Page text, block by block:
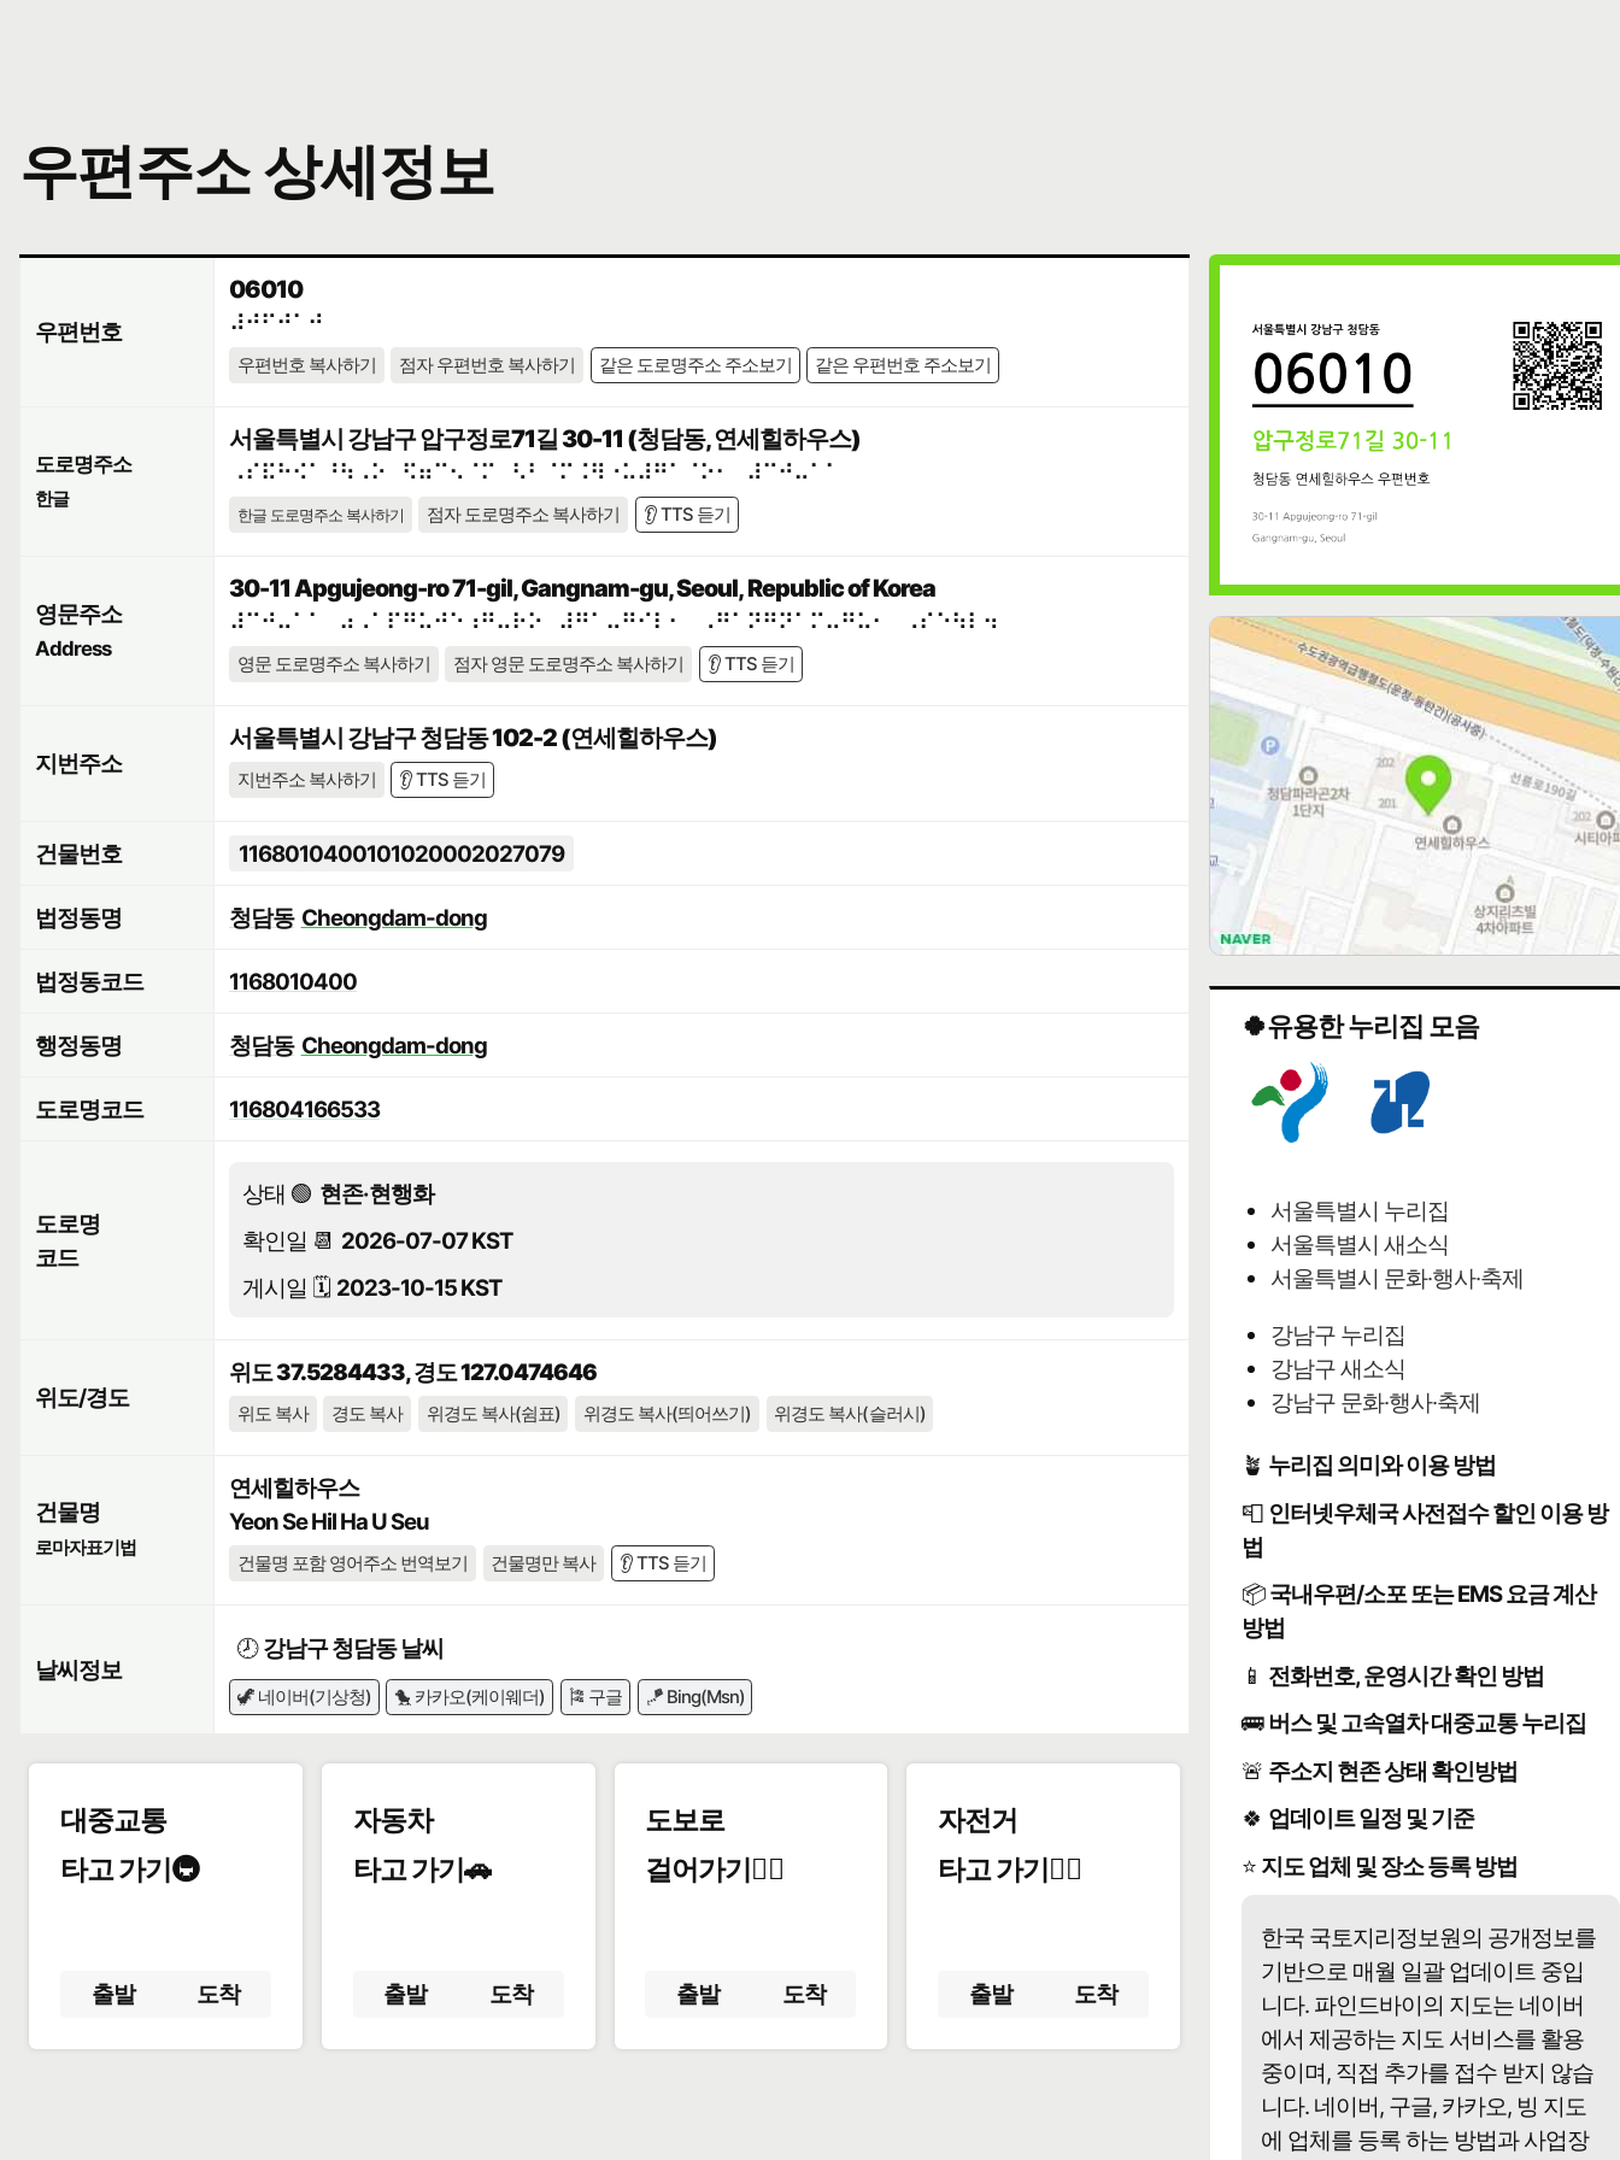
우편주소 상세정보
우편번호
06010
⠼⠚⠋⠚⠁⠚
우편번호 복사하기 점자 우편번호 복사하기 같은 도로명주소 주소보기 같은 우편번호 주소보기
도로명주소
한글
서울특별시 강남구 압구정로71길 30-11 (청담동, 연세힐하우스)
⠠⠎⠯⠓⠪⠁⠘⠳⠠⠕⠀⠫⠶⠉⠢⠈⠍⠀⠣⠃⠈⠍⠨⠻⠐⠥⠼⠛⠁⠈⠕⠂⠀⠼⠉⠚⠤⠁⠁
한글 도로명주소 복사하기 점자 도로명주소 복사하기 👂 TTS 듣기
영문주소
Address
30-11 Apgujeong-ro 71-gil, Gangnam-gu, Seoul, Republic of Korea
⠼⠉⠚⠤⠁⠁⠀⠴⠠⠁⠏⠛⠥⠚⠑⠰⠛⠤⠗⠕⠀⠼⠛⠁⠤⠛⠊⠇⠂⠀⠠⠛⠁⠝⠛⠝⠁⠍⠤⠛⠥⠂⠀⠠⠎⠑⠳⠇⠲
영문 도로명주소 복사하기 점자 영문 도로명주소 복사하기 👂 TTS 듣기
지번주소
서울특별시 강남구 청담동 102-2 (연세힐하우스)
지번주소 복사하기 👂 TTS 듣기
건물번호 1168010400101020002027079
법정동명 청담동 Cheongdam-dong
법정동코드 1168010400
행정동명 청담동 Cheongdam-dong
도로명코드 116804166533
도로명
코드
상태 🟢 현존·현행화
확인일 📆 2026-07-07 KST
게시일 🗓️ 2023-10-15 KST
위도/경도
위도 37.5284433, 경도 127.0474646
위도 복사 경도 복사 위경도 복사(쉼표) 위경도 복사(띄어쓰기) 위경도 복사(슬러시)
건물명
로마자표기법
연세힐하우스
Yeon Se Hil Ha U Seu
건물명 포함 영어주소 번역보기 건물명만 복사 👂 TTS 듣기
날씨정보
🕗강남구 청담동 날씨
🦖 네이버(기상청) 🐤 카카오(케이웨더) 🎏 구글 🪁 Bing(Msn)
대중교통
타고 가기🚇
출발 도착
자동차
타고 가기🚗
출발 도착
도보로
걸어가기🚶‍♂️
출발 도착
자전거
타고 가기🚴‍♀️
출발 도착
🍀유용한 누리집 모음
서울특별시 누리집
서울특별시 새소식
서울특별시 문화·행사·축제
강남구 누리집
강남구 새소식
강남구 문화·행사·축제
🪴 누리집 의미와 이용 방법
📮 인터넷우체국 사전접수 할인 이용 방
법
📦국내우편/소포 또는 EMS 요금 계산
방법
📱 전화번호, 운영시간 확인 방법
🚌버스 및 고속열차 대중교통 누리집
🚨 주소지 현존 상태 확인방법
🍀 업데이트 일정 및 기준
⭐ 지도 업체 및 장소 등록 방법
한국 국토지리정보원의 공개정보를
기반으로 매월 일괄 업데이트 중입
니다. 파인드바이의 지도는 네이버
에서 제공하는 지도 서비스를 활용
중이며, 직접 추가를 접수 받지 않습
니다. 네이버, 구글, 카카오, 빙 지도
에 업체를 등록 하는 방법과 사업장